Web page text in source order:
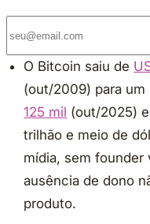
O Bitcoin saiu de
(out/2009) para
125 mil (out/2025)
trilhão e meio de
mídia, sem founder
ausência de dono
produto.